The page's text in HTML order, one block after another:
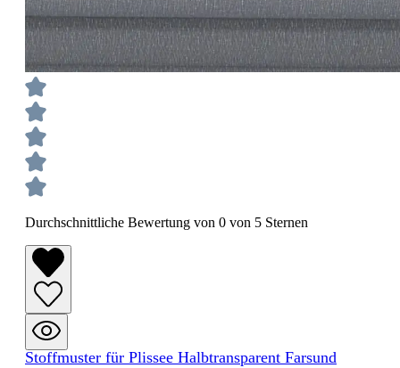
Durchschnittliche Bewertung von 0 von 5 Sternen
Stoffmuster für Plissee Halbtransparent Farsund